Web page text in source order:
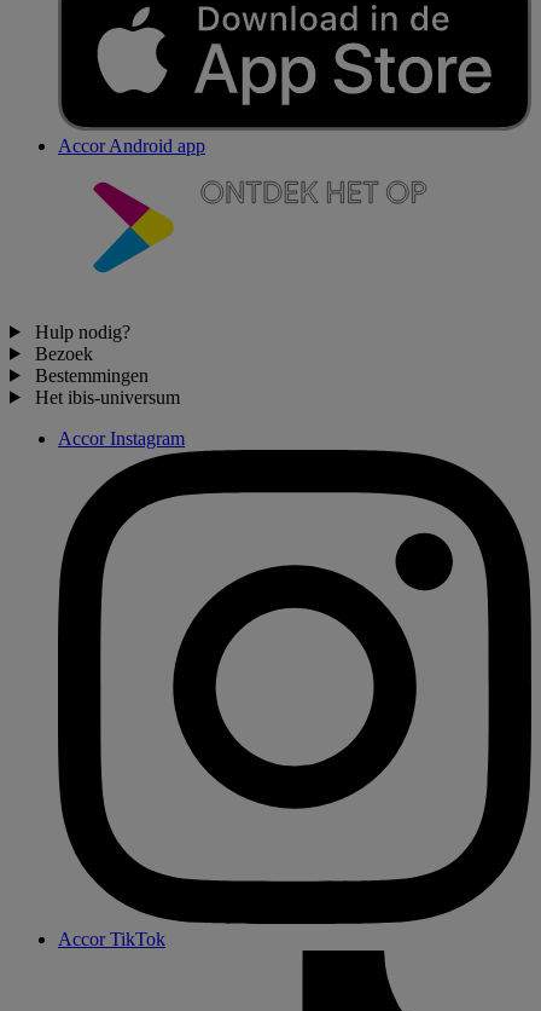
Accor Android app
Hulp nodig?
Bezoek
Bestemmingen
Het ibis-universum
Accor Instagram
Accor TikTok